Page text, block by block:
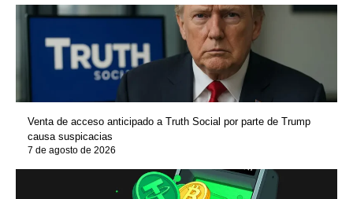
Venta de acceso anticipado a Truth Social por parte de Trump
causa suspicacias
7 de agosto de 2026